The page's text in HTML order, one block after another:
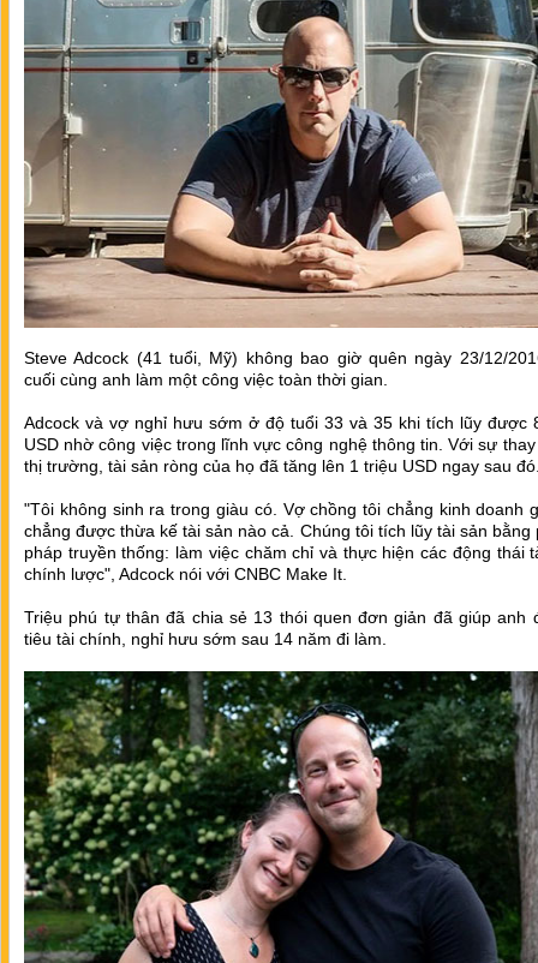
Steve Adcock (41 tuổi, Mỹ) không bao giờ quên ngày 23/12/
cuối cùng anh làm một công việc toàn thời gian.
Adcock và vợ nghỉ hưu sớm ở độ tuổi 33 và 35 khi tích lũy được
USD nhờ công việc trong lĩnh vực công nghệ thông tin. Với sự
thị trường, tài sản ròng của họ đã tăng lên 1 triệu USD ngay sau
"Tôi không sinh ra trong giàu có. Vợ chồng tôi chẳng kinh doanh
chẳng được thừa kế tài sản nào cả. Chúng tôi tích lũy tài sản bằng
pháp truyền thống: làm việc chăm chỉ và thực hiện các động thái
chính lược", Adcock nói với CNBC Make It.
Triệu phú tự thân đã chia sẻ 13 thói quen đơn giản đã giúp anh
tiêu tài chính, nghỉ hưu sớm sau 14 năm đi làm.